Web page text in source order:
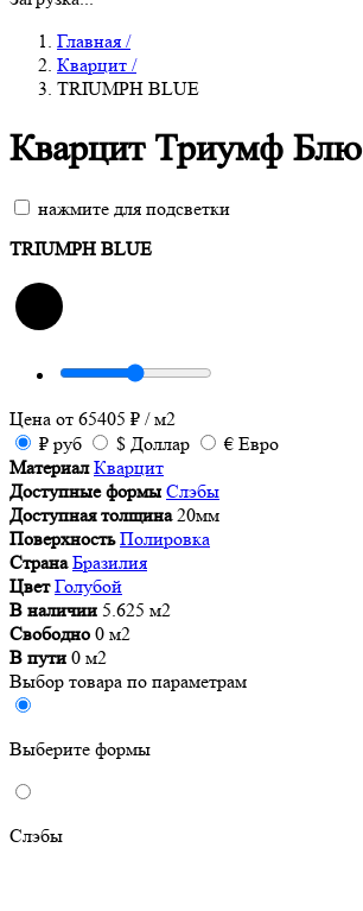
Главная /
Кварцит /
TRIUMPH BLUE
Кварцит Триумф Блю
нажмите для подсветки
TRIUMPH BLUE
Цена от 65405 ₽ / м2
₽ руб $ Доллар € Евро
Материал Кварцит
Доступные формы Слэбы
Доступная толщина 20мм
Поверхность Полировка
Страна Бразилия
Цвет Голубой
В наличии 5.625 м2
Свободно 0 м2
В пути 0 м2
Выбор товара по параметрам
Выберите формы
Слэбы